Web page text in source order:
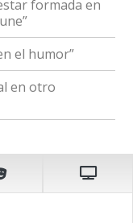
formada en
el humor”
en otro